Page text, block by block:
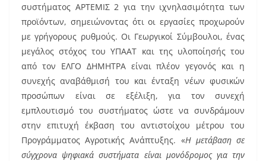
συστήματος ΑΡΤΕΜΙΣ 2 για την ιχνηλασιμότητα των
προϊόντων, σημειώνοντας ότι οι εργασίες προχωρούν
με γρήγορους ρυθμούς. Οι Γεωργικοί Σύμβουλοι, ένας
μεγάλος στόχος του ΥΠΑΑΤ και της υλοποίησής του
από τον ΕΛΓΟ ΔΗΜΗΤΡΑ είναι πλέον γεγονός και η
συνεχής αναβάθμισή του και ένταξη νέων φυσικών
προσώπων είναι σε εξέλιξη, για τον συνεχή
εμπλουτισμό του συστήματος ώστε να συνδράμουν
στην επιτυχή έκβαση του αντιστοίχου μέτρου του
Προγράμματος Αγροτικής Ανάπτυξης. «Η μετάβαση σε
σύγχρονα ψηφιακά συστήματα είναι μονόδρομος για την